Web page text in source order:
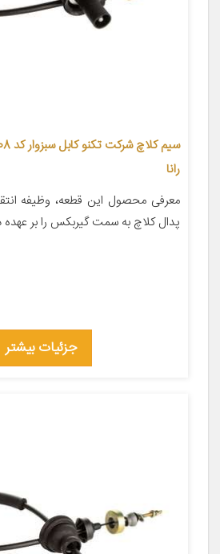
رانا
معرفی محصول این قطعه، وظیفه
پدال کلاچ به سمت گیربکس را بر عهده
جزئیات بیشتر